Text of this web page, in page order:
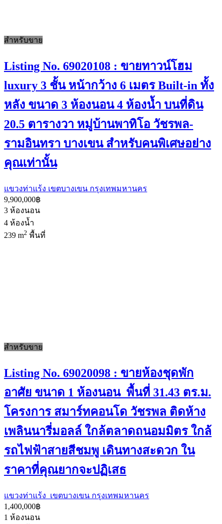
สำหรับขาย
Listing No. 69020108 : ขายทาวน์โฮม
luxury 3 ชั้น หน้ากว้าง 6 เมตร Built-in ทั้ง
หลัง ขนาด 3 ห้องนอน 4 ห้องน้ำ บนที่ดิน
20.5 ตารางวา หมู่บ้านพาทิโอ วัชรพล-
รามอินทรา บางเขน สำหรับคนพิเศษอย่าง
คุณเท่านั้น
แขวงท่าแร้ง เขตบางเขน กรุงเทพมหานคร
9,900,000฿
3 ห้องนอน
4 ห้องน้ำ
239 m2 พื้นที่
สำหรับขาย
Listing No. 69020098 : ขายห้องชุดพัก
อาศัย ขนาด 1 ห้องนอน พื้นที่ 31.43 ตร.ม.
โครงการ สมาร์ทคอนโด วัชรพล ติดห้าง
เพลินนารี่มอลล์ ใกล้ตลาดถนอมมิตร ใกล้
รถไฟฟ้าสายสีชมพู เดินทางสะดวก ใน
ราคาที่คุณยากจะปฏิเสธ
แขวงท่าแร้ง เขตบางเขน กรุงเทพมหานคร
1,400,000฿
1 ห้องนอน